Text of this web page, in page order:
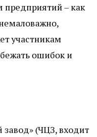
– как
участникам
ошибок и
(ЧЦЗ, входит